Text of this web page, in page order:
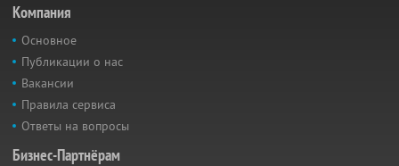
Компания
Основное
Публикации о нас
Вакансии
Правила сервиса
Ответы на вопросы
Бизнес-Партнёрам